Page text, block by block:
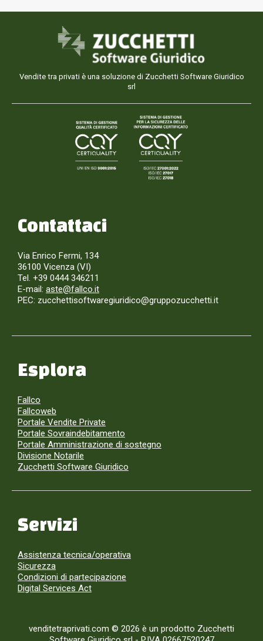
Vendite tra privati è una soluzione di Zucchetti Software Giuridico
srl
Contattaci
Via Enrico Fermi, 134
36100 Vicenza (VI)
Tel. +39 0444 346211
E-mail: aste@fallco.it
PEC: zucchettisoftwaregiuridico@gruppozucchetti.it
Esplora
Fallco
Fallcoweb
Portale Vendite Private
Portale Sovraindebitamento
Portale Amministrazione di sostegno
Divisione Notarile
Zucchetti Software Giuridico
Servizi
Assistenza tecnica/operativa
Sicurezza
Condizioni di partecipazione
Digital Services Act
venditetraprivati.com © 2026 è un prodotto Zucchetti